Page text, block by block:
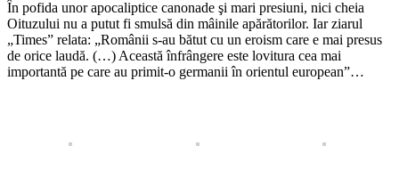
În pofida unor apocaliptice canonade şi mari presiuni, nici cheia
Oituzului nu a putut fi smulsă din mâinile apărătorilor. Iar ziarul
„Times” relata: „Românii s-au bătut cu un eroism care e mai presus
de orice laudă. (…) Această înfrângere este lovitura cea mai
importantă pe care au primit-o germanii în orientul european”…